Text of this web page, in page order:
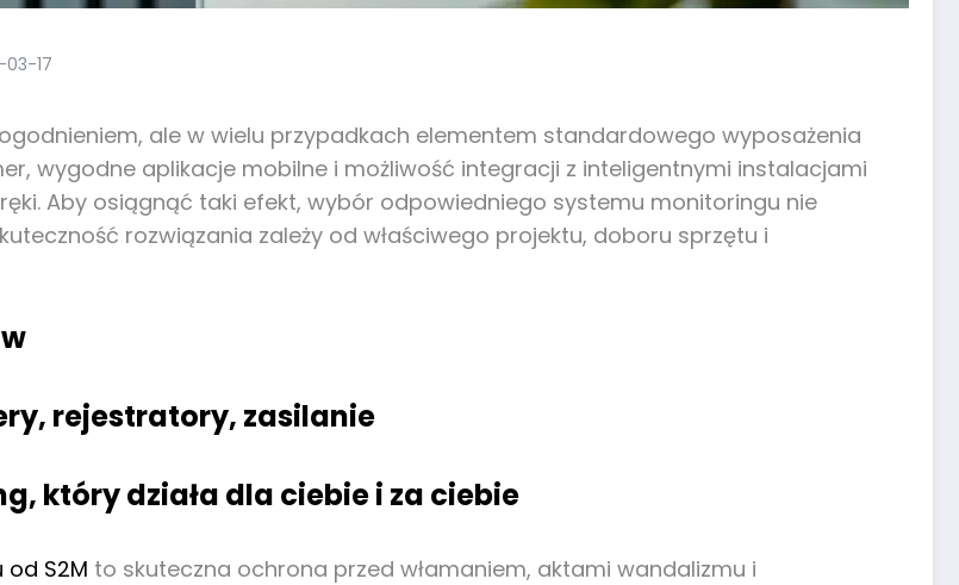
17
ale w wielu przypadkach elementem standardowego wyposażenia
wygodne aplikacje mobilne i możliwość integracji z inteligentnymi instalacjami
Aby osiągnąć taki efekt, wybór odpowiedniego systemu monitoringu nie
rozwiązania zależy od właściwego projektu, doboru sprzętu i
rejestratory, zasilanie
który działa dla ciebie i za ciebie
S2M to skuteczna ochrona przed włamaniem, aktami wandalizmu i